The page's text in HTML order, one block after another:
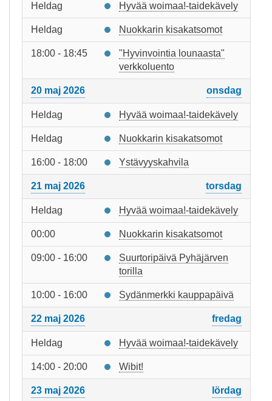
Heldag Hyvää woimaa!-taidekävely
Heldag Nuokkarin kisakatsomot
18:00 - 18:45
"Hyvinvointia lounaasta"
verkkoluento
20 maj 2026 onsdag
Heldag Hyvää woimaa!-taidekävely
Heldag Nuokkarin kisakatsomot
16:00 - 18:00 Ystävyyskahvila
21 maj 2026 torsdag
Heldag Hyvää woimaa!-taidekävely
00:00 Nuokkarin kisakatsomot
09:00 - 16:00
Suurtoripäivä Pyhäjärven
torilla
10:00 - 16:00 Sydänmerkki kauppapäivä
22 maj 2026 fredag
Heldag Hyvää woimaa!-taidekävely
14:00 - 20:00 Wibit!
23 maj 2026 lördag